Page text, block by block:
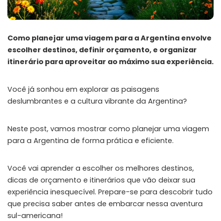
Como planejar uma viagem para a Argentina envolve
escolher destinos, definir orçamento, e organizar
itinerário para aproveitar ao máximo sua experiência.
Você já sonhou em explorar as paisagens
deslumbrantes e a cultura vibrante da Argentina?
Neste post, vamos mostrar como planejar uma viagem
para a Argentina de forma prática e eficiente.
Você vai aprender a escolher os melhores destinos,
dicas de orçamento e itinerários que vão deixar sua
experiência inesquecível. Prepare-se para descobrir tudo
que precisa saber antes de embarcar nessa aventura
sul-americana!